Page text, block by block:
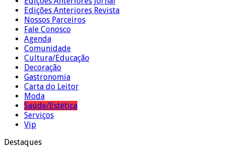
Edições Anteriores Revista
Nossos Parceiros
Fale Conosco
Agenda
Comunidade
Cultura/Educação
Decoração
Gastronomia
Carta do Leitor
Moda
Saúde/Estética
Serviços
Vip
Destaques